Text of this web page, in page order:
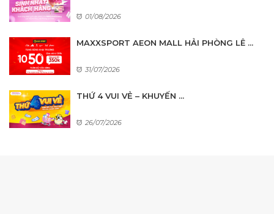
01/08/2026
MAXXSPORT AEON MALL HẢI PHÒNG LÊ ...
31/07/2026
THỨ 4 VUI VẺ – KHUYẾN ...
26/07/2026